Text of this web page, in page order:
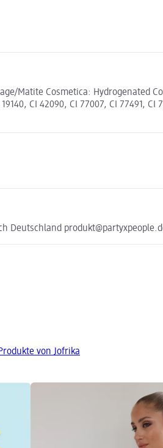
Matite Cosmetica: Hydrogenated
CI 42090, CI 77007, CI 77491,
Deutschland
von Jofrika